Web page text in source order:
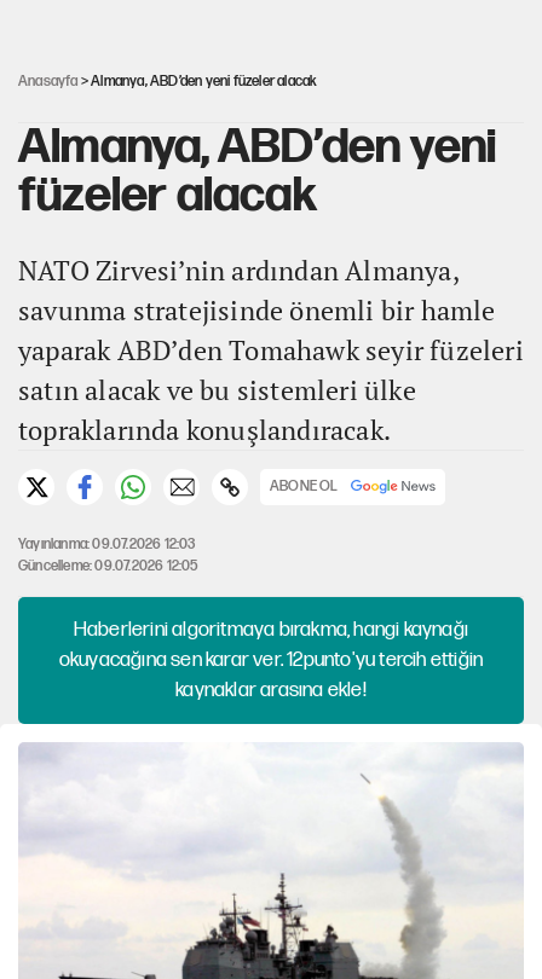
Anasayfa > Almanya, ABD’den yeni füzeler alacak
Almanya, ABD’den yeni
füzeler alacak
NATO Zirvesi’nin ardından Almanya,
savunma stratejisinde önemli bir hamle
yaparak ABD’den Tomahawk seyir füzeleri
satın alacak ve bu sistemleri ülke
topraklarında konuşlandıracak.
ABONE OL
Yayınlanma: 09.07.2026 12:03
Güncelleme: 09.07.2026 12:05
Haberlerini algoritmaya bırakma, hangi kaynağı
okuyacağına sen karar ver. 12punto'yu tercih ettiğin
kaynaklar arasına ekle!